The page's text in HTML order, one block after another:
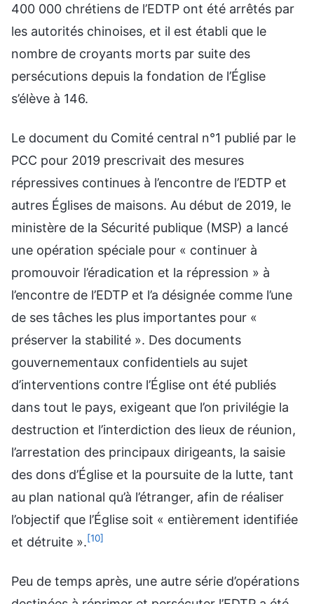
400 000 chrétiens de l’EDTP ont été arrêtés par
les autorités chinoises, et il est établi que le
nombre de croyants morts par suite des
persécutions depuis la fondation de l’Église
s’élève à 146.
Le document du Comité central n°1 publié par le
PCC pour 2019 prescrivait des mesures
répressives continues à l’encontre de l’EDTP et
autres Églises de maisons. Au début de 2019, le
ministère de la Sécurité publique (MSP) a lancé
une opération spéciale pour « continuer à
promouvoir l’éradication et la répression » à
l’encontre de l’EDTP et l’a désignée comme l’une
de ses tâches les plus importantes pour «
préserver la stabilité ». Des documents
gouvernementaux confidentiels au sujet
d’interventions contre l’Église ont été publiés
dans tout le pays, exigeant que l’on privilégie la
destruction et l’interdiction des lieux de réunion,
l’arrestation des principaux dirigeants, la saisie
des dons d’Église et la poursuite de la lutte, tant
au plan national qu’à l’étranger, afin de réaliser
l’objectif que l’Église soit « entièrement identifiée
et détruite ».[10]
Peu de temps après, une autre série d’opérations